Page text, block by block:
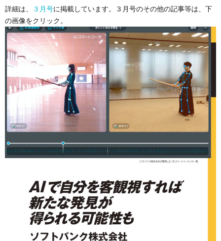
詳細は、 ３月号に掲載しています。３月号のその他の記事等は、下
の画像をクリック。